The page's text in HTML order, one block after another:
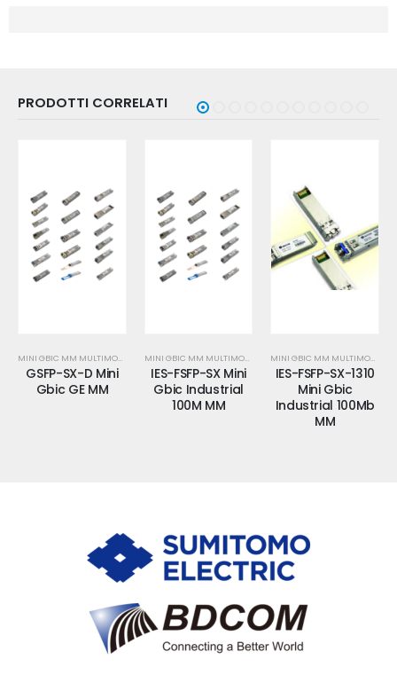
PRODOTTI CORRELATI
MINI GBIC MM MULTIMODE
GSFP-SX-D Mini
Gbic GE MM
MINI GBIC MM MULTIMODE
IES-FSFP-SX Mini
Gbic Industrial
100M MM
MINI GBIC MM MULTIMODE
IES-FSFP-SX-1310
Mini Gbic
Industrial 100Mb
MM